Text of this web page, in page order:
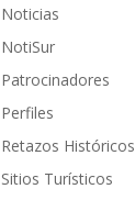
Noticias
NotiSur
Patrocinadores
Perfiles
Retazos Históricos
Sitios Turísticos